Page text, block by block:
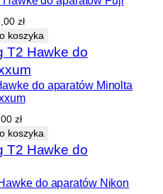
zł
koszyka
do aparatów Minolta
zł
koszyka
do aparatów Nikon